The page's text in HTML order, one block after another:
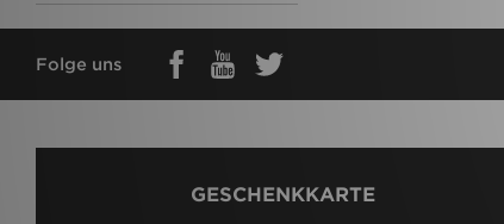
Folge uns
GESCHENKKARTE